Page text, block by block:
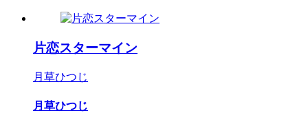
片恋スターマイン
月草ひつじ
月草ひつじ